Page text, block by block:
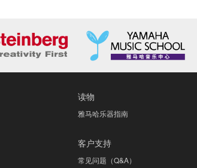
读物
雅马哈乐器指南
客户支持
常见问题（Q&A）